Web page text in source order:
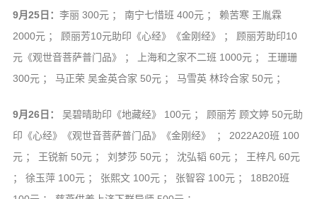
9月25日： 李丽 300元 ； 南宁七惜班 400元 ； 赖苦寒 王胤霖
2000元 ； 顾丽芳10元助印《心经》《金刚经》 ； 顾丽芳助印10
元《观世音菩萨普门品》 ； 上海和之家不二班 1000元 ； 王珊珊
300元 ； 马正荣 吴金英合家 50元 ； 马雪英 林玲合家 50元 ；
9月26日：
吴碧晴助印《地藏经》 100元 ； 顾丽芳 顾文婷 50元助
印《心经》《观世音菩萨普门品》《金刚经》 ； 2022A20班 100
元 ； 王锐新 50元 ； 刘梦莎 50元 ； 沈弘韬 60元 ； 王梓凡 60元
； 徐玉萍 100元 ； 张熙文 100元 ； 张智容 100元 ； 18B20班